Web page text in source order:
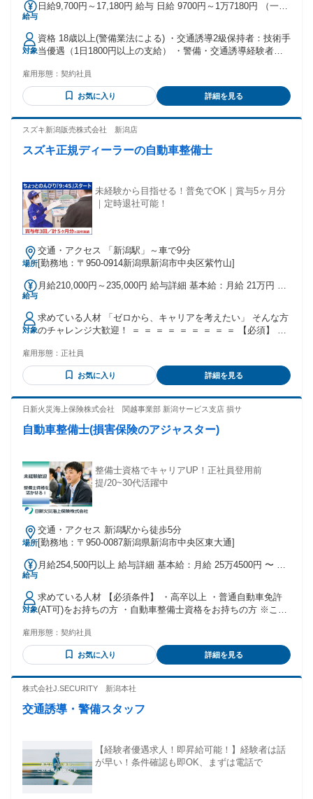
給与
日給9,700円～17,180円 給与 日給 9700円～1万7180円 （一律
出勤は割増し金額支給 ※燃料費支給（距離計算＋遠方手当有
り） ※車両費支給 交通費：交通費支給
対象
資格 18歳以上(警備業法による) ・交通誘導2級保持者：技術手
当優遇（1日1800円以上の支給） ・警備・交通誘導経験者：
備業法による)
雇用形態： 契約社員
お気に入り 詳細を見る
スズキ新潟販売株式会社 新潟店
スズキ正規ディーラーの自動車整備士
未経験から目指せる！普免でOK｜賞与5ヶ月分
｜定時退社可能！
場所
交通・アクセス 「新潟駅」～車で9分
[勤務地：〒950-0914新潟県新潟市中央区紫竹山]
給与
月給210,000円～235,000円 給与詳細 基本給：月給 21万円 〜
払われる通勤・皆勤・家族手当金額：なし 全員に一律で支払
われるその他手当金額：なし 昇給・賞与あり ・賞与（前年度
実績）の回数 年3回 ・賞与金額 計5.00ヶ月分（前年度実績）
対象
求めている人材 「ゼロから、キャリアを考えたい」 そんな方
のチャレンジ大歓迎！ ＝ ＝ ＝ ＝ ＝ ＝ ＝ ＝ ＝ 【必須】 ※
迎＊未経験歓迎 ＊経験不問・知識不問・資格不問 ＊第二新卒
歓迎！＊再スタートを応援！ ＊制度の整った環境で 未経験か
ら「手に職」をつけたい方 ＊経験を積み、成長したい方 【以
検査員、バイク整備士 トラック整備士、自動車板金塗装、 ガ
由3号のイ・35歳以下（長期勤続によるキャリア形成のた
雇用形態： 正社員
お気に入り 詳細を見る
日新火災海上保険株式会社 関越事業部 新潟サービス支店 損サ
自動車整備士(損害保険のアジャスター)
整備士資格でキャリアUP！正社員登用前
提/20~30代活躍中
場所
交通・アクセス 新潟駅から徒歩5分
[勤務地：〒950-0087新潟県新潟市中央区東大通]
給与
月給254,500円以上 給与詳細 基本給：月給 25万4500円 〜 固
皆勤・家族手当金額：なし 全員に一律で支払われるその他手
当金額：なし 月給に加え、以下手当を別途支給 【手当】 ・
交通費規定支給 ・残業手当 ・育英手当（規定あり） ・住宅
対象
求めている人材 【必須条件】 ・高卒以上 ・普通自動車免許
(AT可)をお持ちの方 ・⾃動⾞整備⼠資格をお持ちの方 ※これ
【優遇条件】 ・アジャスターの経験や資格をお持ちの方 ・ア
ジャスター3級以上の方は正社員採用 ＼こんな方にピッタリで
す！／ ◎整備士の資格を活かしてキャリアチェンジしたい方
る仕事を探されている方 ◎メーカー系ディーラーでの勤務経
学院／大学／自動車整備専門学校を卒業された方歓迎 ■第二
は、保険の知識だけでなく車の構造など技術知識も大切にな
るため、 これまでの経験が必ずアドバンテージになります！
＼元整備士多数！／ 先輩たちの声を紹介！ ◆元国産ディーラ
ー・Hさん 「子供が幼稚園に入るタイミングで、 土日祝休み
雇用形態： 契約社員
お気に入り 詳細を見る
株式会社J.SECURITY 新潟本社
交通誘導・警備スタッフ
【経験者優遇求人！即昇給可能！】経験者は話
が早い！条件確認も即OK、まずは電話で